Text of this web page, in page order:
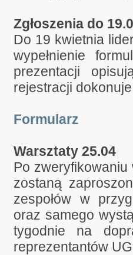
Zgłoszenia do
Do 19 kwietnia
wypełnienie
prezentacji
rejestracji
Formularz
Warsztaty 25.04
Po zweryfikowaniu
zostaną
zespołów w
oraz samego
tygodnie na
reprezentantów